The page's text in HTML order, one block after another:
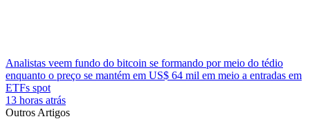
Analistas veem fundo do bitcoin se formando por meio do tédio
enquanto o preço se mantém em US$ 64 mil em meio a entradas em
ETFs spot
13 horas atrás
Outros Artigos